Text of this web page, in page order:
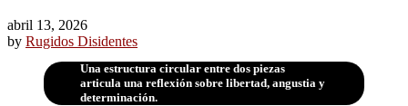
abril 13, 2026
by Rugidos Disidentes
Una estructura circular entre dos piezas
articula una reflexión sobre libertad, angustia y
determinación.